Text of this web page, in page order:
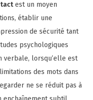
est un moyen
établir une
de sécurité tant
psychologiques
verbale, lorsqu’elle est
des mots dans
ne se réduit pas à